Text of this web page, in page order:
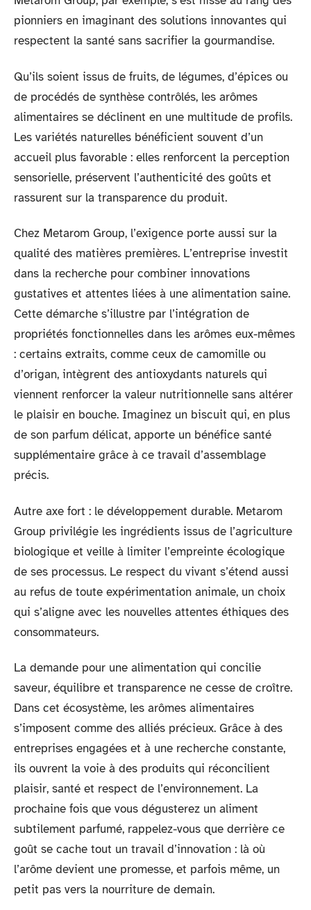
pionniers en imaginant des solutions innovantes qui
respectent la santé sans sacrifier la gourmandise.
Qu’ils soient issus de fruits, de légumes, d’épices ou
de procédés de synthèse contrôlés, les arômes
alimentaires se déclinent en une multitude de profils.
Les variétés naturelles bénéficient souvent d’un
accueil plus favorable : elles renforcent la perception
sensorielle, préservent l’authenticité des goûts et
rassurent sur la transparence du produit.
Chez Metarom Group, l’exigence porte aussi sur la
qualité des matières premières. L’entreprise investit
dans la recherche pour combiner innovations
gustatives et attentes liées à une alimentation saine.
Cette démarche s’illustre par l’intégration de
propriétés fonctionnelles dans les arômes eux-mêmes
: certains extraits, comme ceux de camomille ou
d’origan, intègrent des antioxydants naturels qui
viennent renforcer la valeur nutritionnelle sans altérer
le plaisir en bouche. Imaginez un biscuit qui, en plus
de son parfum délicat, apporte un bénéfice santé
supplémentaire grâce à ce travail d’assemblage
précis.
Autre axe fort : le développement durable. Metarom
Group privilégie les ingrédients issus de l’agriculture
biologique et veille à limiter l’empreinte écologique
de ses processus. Le respect du vivant s’étend aussi
au refus de toute expérimentation animale, un choix
qui s’aligne avec les nouvelles attentes éthiques des
consommateurs.
La demande pour une alimentation qui concilie
saveur, équilibre et transparence ne cesse de croître.
Dans cet écosystème, les arômes alimentaires
s’imposent comme des alliés précieux. Grâce à des
entreprises engagées et à une recherche constante,
ils ouvrent la voie à des produits qui réconcilient
plaisir, santé et respect de l’environnement. La
prochaine fois que vous dégusterez un aliment
subtilement parfumé, rappelez-vous que derrière ce
goût se cache tout un travail d’innovation : là où
l’arôme devient une promesse, et parfois même, un
petit pas vers la nourriture de demain.